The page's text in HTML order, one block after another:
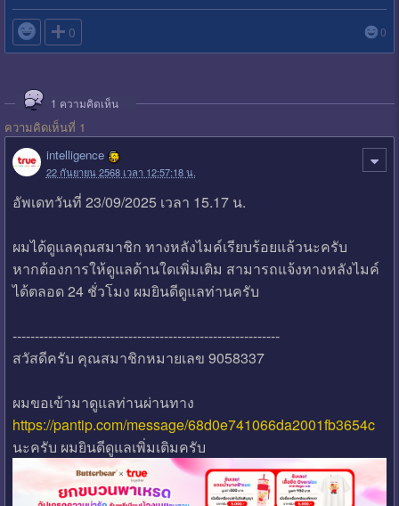
 0 0
1 ความคิดเห็น
ความคิดเห็นที่ 1
intelligence
22 กันยายน 2568 เวลา 12:57:18 น.
อัพเดทวันที่ 23/09/2025 เวลา 15.17 น.
ผมได้ดูแลคุณสมาชิก ทางหลังไมค์เรียบร้อยแล้วนะครับ
หากต้องการให้ดูแลด้านใดเพิ่มเติม สามารถแจ้งทางหลังไมค์
ได้ตลอด 24 ชั่วโมง ผมยินดีดูแลท่านครับ
------------------------------------------------------------
สวัสดีครับ คุณสมาชิกหมายเลข 9058337
ผมขอเข้ามาดูแลท่านผ่านทาง
https://pantip.com/message/68d0e741066da2001fb3654c
นะครับ ผมยินดีดูแลเพิ่มเติมครับ